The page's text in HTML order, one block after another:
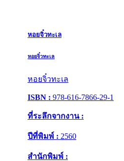
หอยจิ๋วทะเล
หอยจิ๋วทะเล
หอยจิ๋วทะเล
ISBN : 978-616-7866-29-1
ที่ระลึกจากงาน :
ปีที่พิมพ์ : 2560
สำนักพิมพ์ :